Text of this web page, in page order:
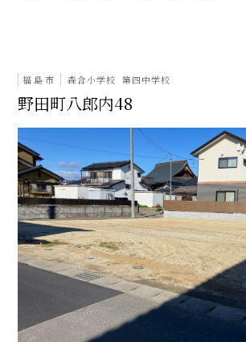
福島市 森合小学校 第四中学校
野田町八郎内48